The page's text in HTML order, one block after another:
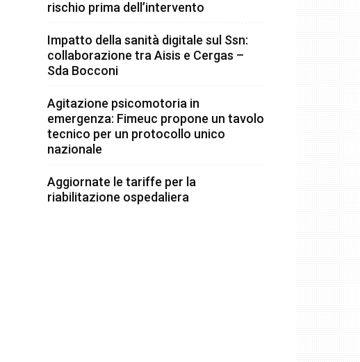
rischio prima dell’intervento
Impatto della sanità digitale sul Ssn:
collaborazione tra Aisis e Cergas –
Sda Bocconi
Agitazione psicomotoria in
emergenza: Fimeuc propone un tavolo
tecnico per un protocollo unico
nazionale
Aggiornate le tariffe per la
riabilitazione ospedaliera